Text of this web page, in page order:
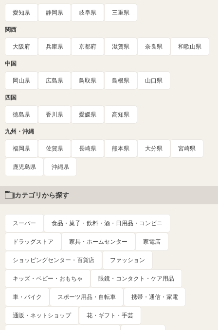
愛知県 静岡県 岐阜県 三重県
関西
大阪府 兵庫県 京都府 滋賀県 奈良県 和歌山県
中国
岡山県 広島県 鳥取県 島根県 山口県
四国
徳島県 香川県 愛媛県 高知県
九州・沖縄
福岡県 佐賀県 長崎県 熊本県 大分県 宮崎県
鹿児島県 沖縄県
カテゴリから探す
スーパー 食品・菓子・飲料・酒・日用品・コンビニ
ドラッグストア 家具・ホームセンター 家電店
ショッピングセンター・百貨店 ファッション
キッズ・ベビー・おもちゃ 眼鏡・コンタクト・ケア用品
車・バイク スポーツ用品・自転車 携帯・通信・家電
通販・ネットショップ 花・ギフト・手芸